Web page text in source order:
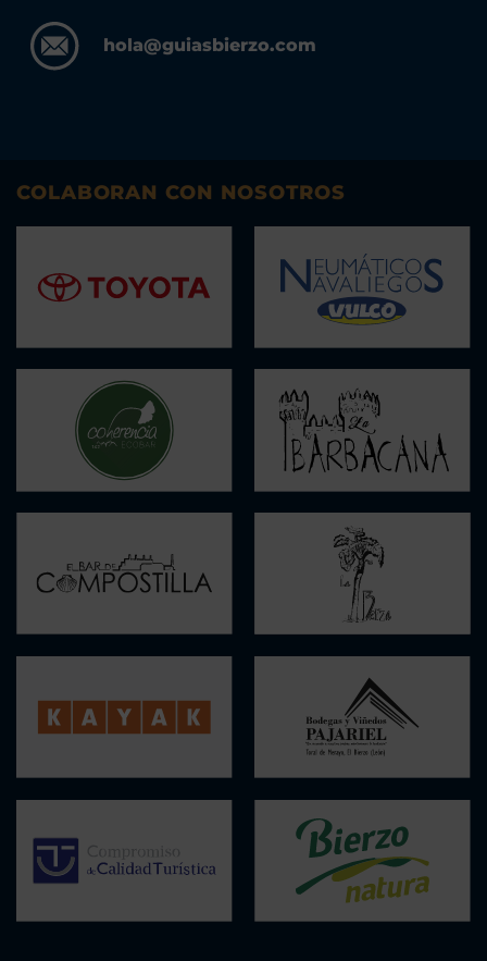
hola@guiasbierzo.com
COLABORAN CON NOSOTROS